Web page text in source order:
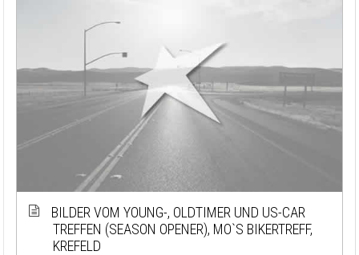
BILDER VOM YOUNG-, OLDTIMER UND US-CAR
TREFFEN (SEASON OPENER), MO`S BIKERTREFF,
KREFELD